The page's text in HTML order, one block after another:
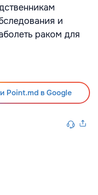
и
раком для
Point.md в Google